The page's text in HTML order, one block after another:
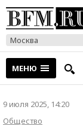
Москва
МЕНЮ
9 июля 2025, 14:20
Общество